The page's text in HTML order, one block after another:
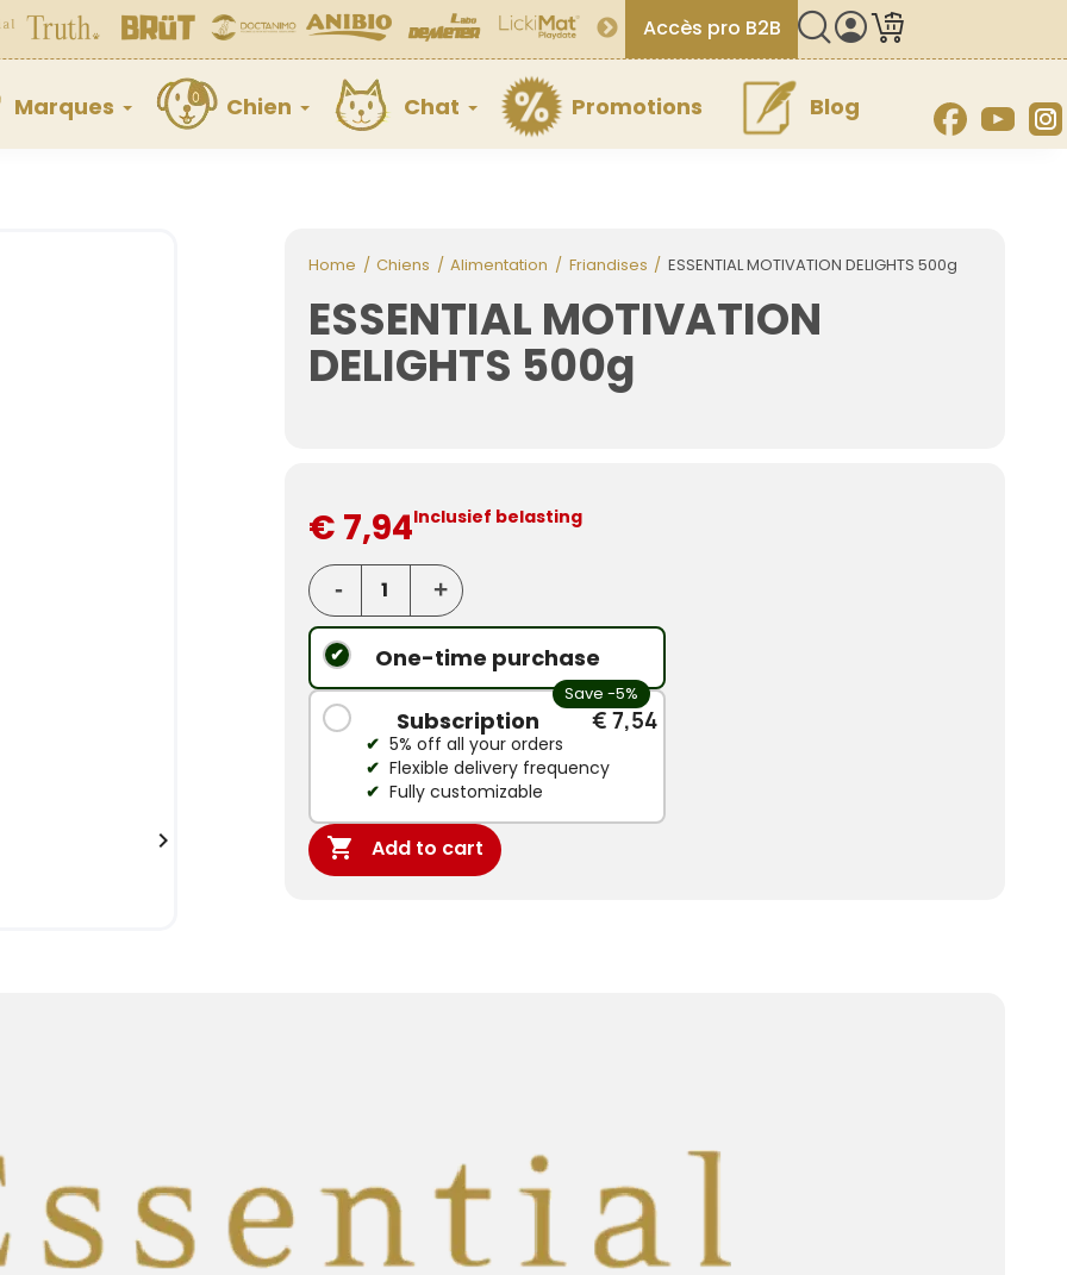
Accès pro B2B
Marques Chien Chat Promotions Blog Facebook

Home Chiens Alimentation Friandises ESSENTIAL MOTIVATION DELIGHTS 500g
ESSENTIAL MOTIVATION
DELIGHTS 500g
€ 7,94Inclusief belasting
One-time purchase
Save -5%
Subscription € 7,54
5% off all your orders
Flexible delivery frequency
Fully customizable
 Add to cart